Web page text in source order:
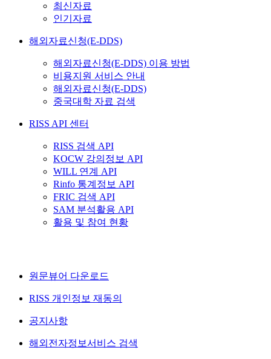
최신자료
인기자료
해외자료신청(E-DDS)
해외자료신청(E-DDS) 이용 방법
비용지원 서비스 안내
해외자료신청(E-DDS)
중국대학 자료 검색
RISS API 센터
RISS 검색 API
KOCW 강의정보 API
WILL 연계 API
Rinfo 통계정보 API
FRIC 검색 API
SAM 분석활용 API
활용 및 참여 현황
원문뷰어 다운로드
RISS 개인정보 재동의
공지사항
해외전자정보서비스 검색